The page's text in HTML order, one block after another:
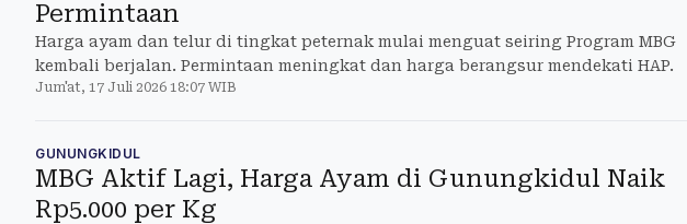
Permintaan
Harga ayam dan telur di tingkat peternak mulai menguat seiring Program MBG
kembali berjalan. Permintaan meningkat dan harga berangsur mendekati HAP.
Jum'at, 17 Juli 2026 18:07 WIB
GUNUNGKIDUL
MBG Aktif Lagi, Harga Ayam di Gunungkidul Naik
Rp5.000 per Kg